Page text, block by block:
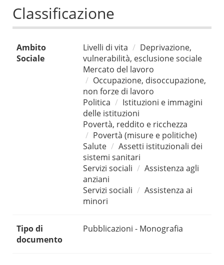
Classificazione
Ambito
Sociale
Livelli di vita
Deprivazione,
vulnerabilità, esclusione sociale
Mercato del lavoro
Occupazione, disoccupazione,
non forze di lavoro
Politica
Istituzioni e immagini
delle istituzioni
Povertà, reddito e ricchezza
Povertà (misure e politiche)
Salute
Assetti istituzionali dei
sistemi sanitari
Servizi sociali
Assistenza agli
anziani
Servizi sociali
Assistenza ai
minori
Tipo di
documento
Pubblicazioni - Monografia